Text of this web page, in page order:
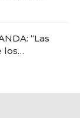
“Las
los